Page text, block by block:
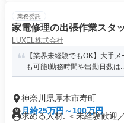
業務委託
家電修理の出張作業スタ
LUXEL株式会社
【業界未経験でもOK】大手
も可能!勤務時間や出勤日数は
神奈川県厚木市寿町
月給25万円～100万円
求める人材: ＜未経験歓迎